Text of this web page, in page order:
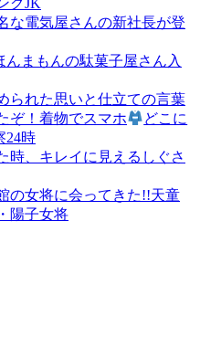
グJK
な電気屋さんの新社長が登
んまもんの駄菓子屋さん入
られた思いと仕立ての言葉
ぞ！着物でスマホ
どこに
24時
時、キレイに見えるしぐさ
の女将に会ってきた!!天童
陽子女将